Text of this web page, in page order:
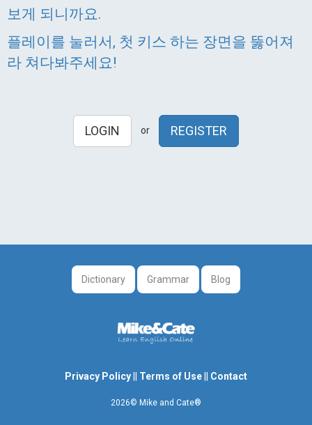
보게 되니까요.
플레이를 눌러서, 첫 키스 하는 장면을 뚫어져
라 쳐다봐주세요!
LOGIN or REGISTER
Dictionary Grammar Blog
Privacy Policy Terms of Use Contact
2026© Mike and Cate®